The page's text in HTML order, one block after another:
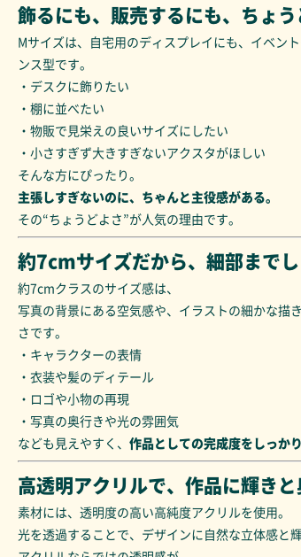
飾るにも、販売するにも、ちょ
Mサイズは、自宅用のディスプレイにも、イベン
ンス型です。
・デスクに飾りたい
・棚に並べたい
・物販で見栄えの良いサイズにしたい
・小さすぎず大きすぎないアクスタがほしい
そんな方にぴったり。
主張しすぎないのに、ちゃんと主役感がある。
その“ちょうどよさ”が人気の理由です。
約7cmサイズだから、細部まで
約7cmクラスのサイズ感は、
写真の背景にある空気感や、イラストの細かな描
さです。
・キャラクターの表情
・衣装や髪のディテール
・ロゴや小物の再現
・写真の奥行きや光の雰囲気
なども見えやすく、 作品としての完成度をしっか
高透明アクリルで、作品に輝き
素材には、透明度の高い高純度アクリルを使用。
光を透過することで、デザインに自然な立体感と